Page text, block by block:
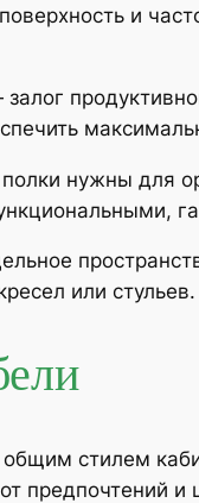
и
нужны для
или стульев.
стилем
предпочтений